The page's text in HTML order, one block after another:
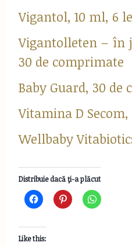
Vigantol, 10 ml, 6
Vigantolleten – în
30 de comprimate
Baby Guard, 30 de
Vitamina D Secom,
Wellbaby
Distribuie dacă ţi-a plăcut
Like this: